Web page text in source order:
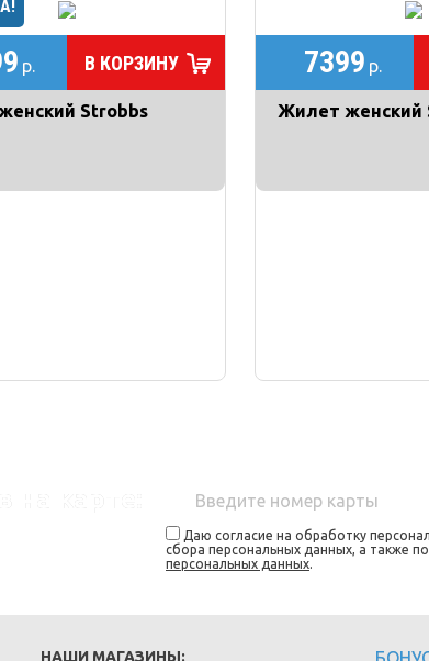
р. В КОРЗИНУ
Strobbs
7399 р.
Жилет женский
Даю согласие на обработку
сбора персональных данных, а также
персональных данных.
НАШИ МАГАЗИНЫ: